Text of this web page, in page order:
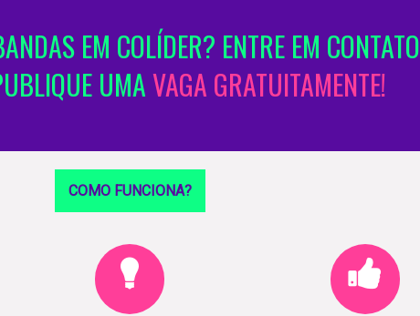
EM COLÍDER? ENTRE EM CONTATO
UMAVAGA GRATUITAMENTE!
COMO FUNCIONA?